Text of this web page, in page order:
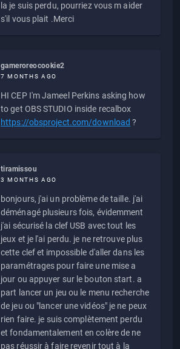
la je suis perdu, pourriez vous m aider
s'il vous plait .Merci
gameroreocookie2
7 MONTHS AGO
HI CEP I'm Jameel Perkins asking how
to get OBS STUDIO inside recalbox
https://obsproject.com/download ?
tiramissou
3 MONTHS AGO
bonjours, j'ai un problème de taille. j'ai
déménagé plusieurs fois, évidemment
j'ai sécurisé la clef USB avec tout les
jeux et je l'ai perdu. je ne retrouve plus
cette clef et impossible d'aller dans les
paramétrages pour faire une mise a
jour ou appuyer sur le bouton start. a
part lancer un jeu ou le menu recherche
de jeu ou "lancer une vidéos" je ne peux
rien faire. je suis complètement perdu
et fondamentalement en colère de ne
pas réussir à faire revenir tout à la